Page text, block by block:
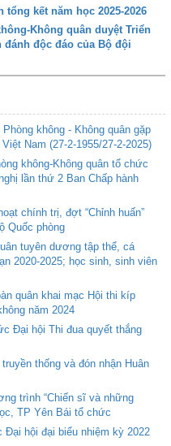
kết năm học 2025-2026
Không quân duyệt Triển
đánh độc đáo của Bộ đội
không - Không quân gặp
Nam (27-2-1955/27-2-2025)
không-Không quân tổ chức
lần thứ 2 Ban Chấp hành
chính trị, đợt “Chỉnh huấn”
Quốc phòng
tuyên dương tập thể, cá
2020-2025; học sinh, sinh viên
quân khai mạc Hội thi kíp
năm 2024
Đại hội Thi đua quyết thắng
thống và đón nhận Huân
trình “Chiến sĩ và những
TP Yên Bái tổ chức
hội đại biểu nhiệm kỳ 2022